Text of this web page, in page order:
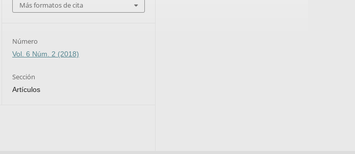
Más formatos de cita
Número
Vol. 6 Núm. 2 (2018)
Sección
Artículos